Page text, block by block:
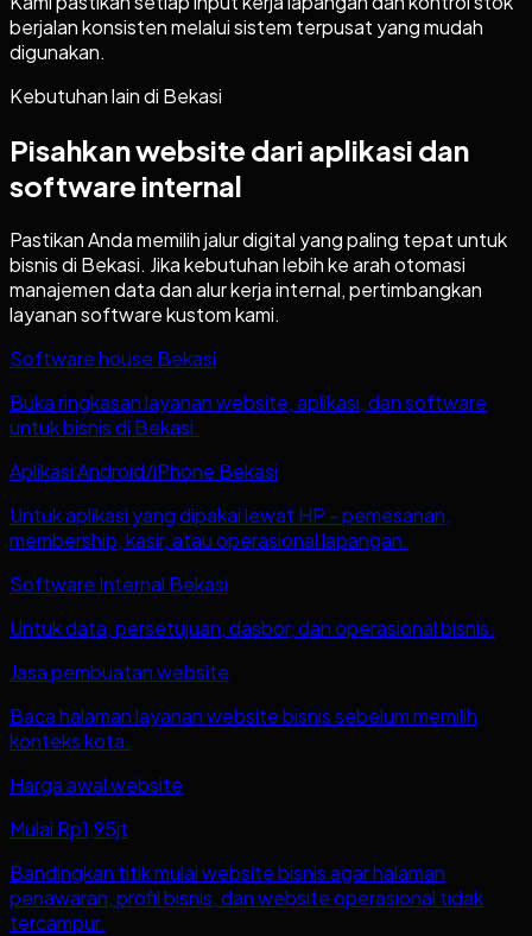
berjalan konsisten melalui sistem terpusat yang mudah
digunakan.
Kebutuhan lain di Bekasi
Pisahkan website dari aplikasi dan
software internal
Pastikan Anda memilih jalur digital yang paling tepat untuk
bisnis di Bekasi. Jika kebutuhan lebih ke arah otomasi
manajemen data dan alur kerja internal, pertimbangkan
layanan software kustom kami.
Software house Bekasi
Buka ringkasan layanan website, aplikasi, dan software
untuk bisnis di Bekasi.
Aplikasi Android/iPhone Bekasi
Untuk aplikasi yang dipakai lewat HP - pemesanan,
membership, kasir, atau operasional lapangan.
Software Internal Bekasi
Untuk data, persetujuan, dasbor, dan operasional bisnis.
Jasa pembuatan website
Baca halaman layanan website bisnis sebelum memilih
konteks kota.
Harga awal website
Mulai Rp1,95jt
Bandingkan titik mulai website bisnis agar halaman
penawaran, profil bisnis, dan website operasional tidak
tercampur.